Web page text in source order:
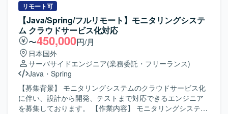
メ領域のサービス価値向上に直接貢献できるポジションで
す。 スクラム開発のもと、少人数チームで裁量高く設計か
らリリースまで一貫して携わることができ、アーキテクチ
ャ設計やドメイン理解を深めながらスキルアップが可能で
す。 【開発環境】 JavaおよびSpring Bootを用いたWebサ
ービス開発を中心とした環境となります。 RDBMSや
NoSQLなどのデータベースを活用し、Gitでソースコード管
理を行う開発スタイルです。
ただきます。各種レビューやドキュメント作成も対応して
いただきます。 【求める人物像】 開発経験が豊富で周囲と
円滑にコミュニケーションを取りながら主体的に動いてい
ただける方を求めています。既存システムの仕様を理解し
ながら改善提案を行っていただける方が望ましいです。
【ポジションの魅力】 基本設計からテストまで一貫して担
当できるため、上流から下流まで幅広い工程の経験を積む
ことができます。既存システムの機能追加や改善を通じて
業務知識と技術力の両面を高めていただけます。 【開発環
境】 Java、Spring Boot、SQL、AWS、Gitなどを用いた
Webシステム開発環境になります。
リモート可
【Java/Spring/フルリモート】モニタリングシステ
ム クラウドサービス化対応
〜450,000円/月
日本国外
サーバサイドエンジニア(業務委託・フリーランス)
Java ・ Spring
【募集背景】 モニタリングシステムのクラウドサービス化
に伴い、設計から開発、テストまで対応できるエンジニア
を募集しております。 【作業内容】 モニタリングシステム